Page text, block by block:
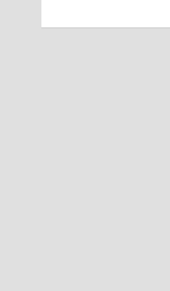
записям